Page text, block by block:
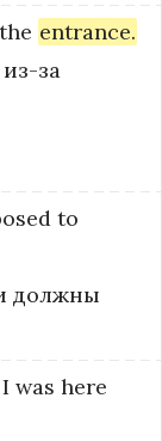
the entrance.
за
to
должны
I was here